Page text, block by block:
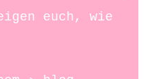
euch, wie